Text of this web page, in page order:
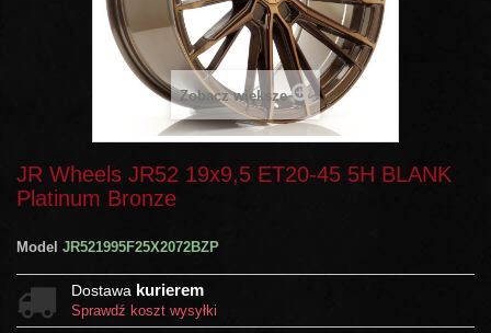
Zobacz większe
JR Wheels JR52 19x9,5 ET20-45 5H BLANK
Platinum Bronze
Model JR521995F25X2072BZP
Dostawa kurierem
Sprawdź koszt wysyłki